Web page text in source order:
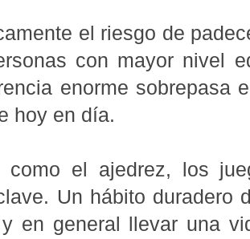
el riesgo de
con mayor nivel
enorme sobrepasa
hoy en día.
como el ajedrez, los
Un hábito duradero
en general llevar una